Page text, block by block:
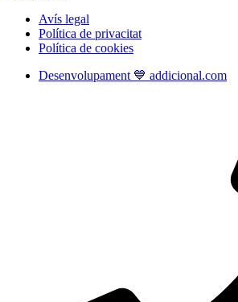
Avís legal
Política de privacitat
Política de cookies
Desenvolupament 💙 addicional.com